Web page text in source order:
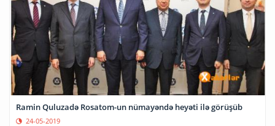
Ramin Quluzadə Rosatom-un nümayəndə heyəti ilə görüşüb
24-05-2019